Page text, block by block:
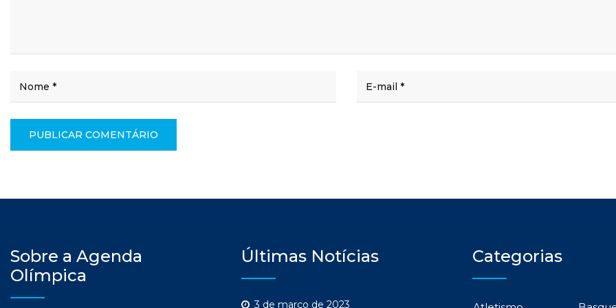
Sobre a Agenda
Olímpica
Últimas Notícias
3 de março de 2023
Categorias